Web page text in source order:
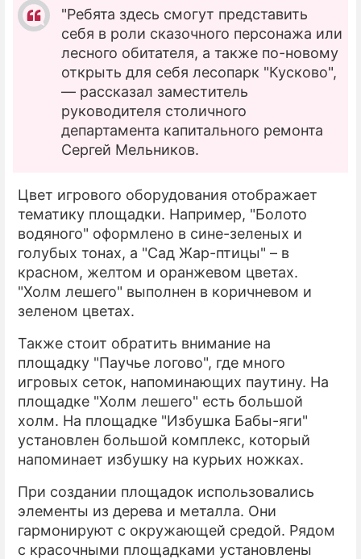
"Ребята здесь смогут представить
себя в роли сказочного персонажа или
лесного обитателя, а также по-новому
открыть для себя лесопарк "Кусково",
— рассказал заместитель
руководителя столичного
департамента капитального ремонта
Сергей Мельников.
Цвет игрового оборудования отображает
тематику площадки. Например, "Болото
водяного" оформлено в сине-зеленых и
голубых тонах, а "Сад Жар-птицы" – в
красном, желтом и оранжевом цветах.
"Холм лешего" выполнен в коричневом и
зеленом цветах.
Также стоит обратить внимание на
площадку "Паучье логово", где много
игровых сеток, напоминающих паутину. На
площадке "Холм лешего" есть большой
холм. На площадке "Избушка Бабы-яги"
установлен большой комплекс, который
напоминает избушку на курьих ножках.
При создании площадок использовались
элементы из дерева и металла. Они
гармонируют с окружающей средой. Рядом
с красочными площадками установлены